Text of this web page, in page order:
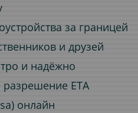
за границей
и друзей
и надёжно
ETA
онлайн